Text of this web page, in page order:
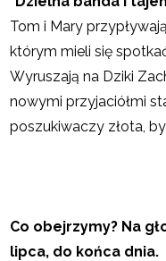
Tom i Mary
którym mieli się
Wyruszają na Dziki
nowymi przyjaciółmi
poszukiwaczy złota,
Co obejrzymy? Na
lipca, do końca dnia.